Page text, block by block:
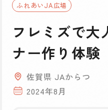
ふれあいJA広場
フレミズで大
ナー作り体験
佐賀県 JAからつ
2024年8月